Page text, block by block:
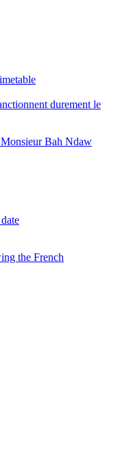
durement le
Bah Ndaw
the French